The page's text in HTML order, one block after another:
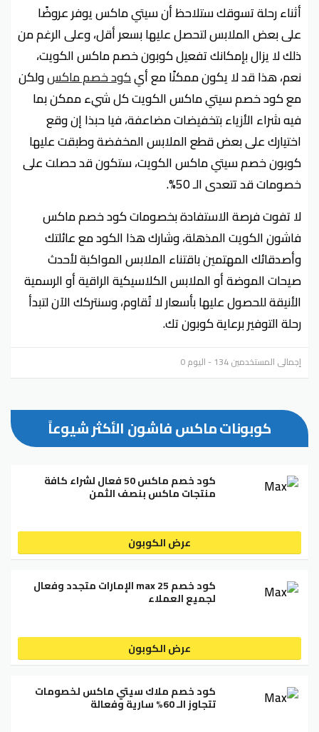
أثناء رحلة تسوقك ستلاحظ أن سيتي ماكس يوفر عروضًا
على بعض الملابس لتحصل عليها بسعر أقل، وعلى الرغم من
ذلك لا يزال بإمكانك تفعيل كوبون خصم ماكس الكويت،
نعم، هذا قد لا يكون ممكنًا مع أيكود خصم ماكسولكن
مع كود خصم سيتي ماكس الكويت كل شيء ممكن بما
فيه شراء الأزياء بتخفيضات مضاعفة، فيا حبذا إن وقع
اختيارك على بعض قطع الملابس المخفضة وطبقت عليها
كوبون خصم سيتي ماكس الكويت، ستكون قد حصلت على
خصومات قد تتعدى الـ 50%.
لا تفوت فرصة الاستفادة بخصومات كود خصم ماكس
فاشون الكويت المذهلة، وشارك هذا الكود مع عائلتك
وأصدقائك المهتمين باقتناء الملابس المواكبة لأحدث
صيحات الموضة أو الملابس الكلاسيكية الراقية أو الرسمية
الأنيقة للحصول عليها بأسعار لا تُقاوم، وسنتركك الآن لتبدأ
رحلة التوفير برعاية كوبون تك.
إجمالي المستخدمين 134 - اليوم 0
كوبونات ماكس فاشون الأكثر شيوعاً
كود خصم ماكس 50 فعال لشراء كافة
منتجات ماكس بنصف الثمن
عرض الكوبون
كود خصم max 25 الإمارات متجدد وفعال
لجميع العملاء
عرض الكوبون
كود خصم ملاك سيتي ماكس لخصومات
تتجاوز الـ 60% سارية وفعالة